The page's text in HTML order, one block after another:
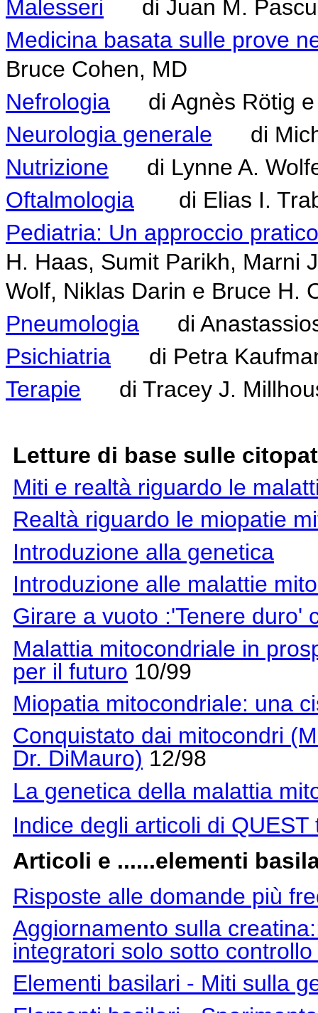
Malesseri di Juan M.
Medicina basata sulle prove
Bruce Cohen, MD
Nefrologia di Agnès Rötig e
Neurologia generale di
Nutrizione di Lynne A.
Oftalmologia di Elias I.
Pediatria: Un approccio
H. Haas, Sumit Parikh, Marni
Wolf, Niklas Darin e Bruce H.
Pneumologia di Anastassios
Psichiatria di Petra
Terapie di Tracey J.
Letture di base sulle
Miti e realtà riguardo le
Realtà riguardo le miopatie
Introduzione alla genetica
Introduzione alle malattie
Girare a vuoto :'Tenere duro'
Malattia mitocondriale in
per il futuro 10/99
Miopatia mitocondriale: una
Conquistato dai mitocondri
Dr. DiMauro) 12/98
La genetica della malattia
Indice degli articoli di
Articoli e ......elementi
Risposte alle domande più
Aggiornamento sulla
integratori solo sotto
Elementi basilari - Miti sulla